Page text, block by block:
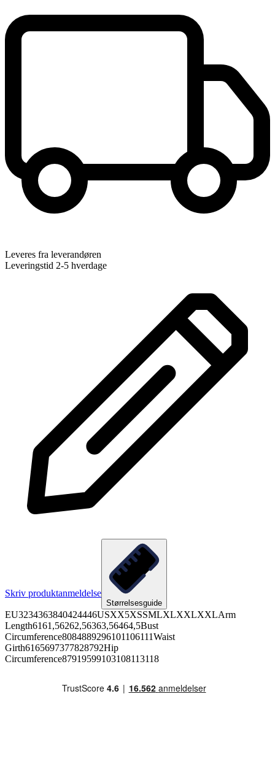
Leveres fra leverandøren
Leveringstid 2-5 hverdage
Skriv produktanmeldelse
Størrelsesguide
EU3234363840424446USXX5XSSMLXLXXLXXLArm
Length6161,56262,56363,56464,5Bust
Circumference8084889296101106111Waist
Girth6165697377828792Hip
Circumference87919599103108113118